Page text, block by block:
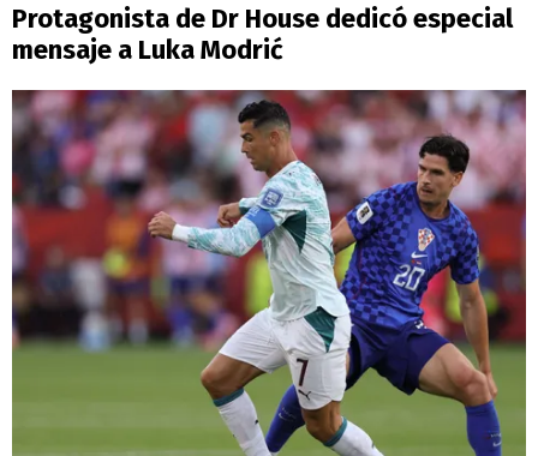
Protagonista de Dr House dedicó especial
mensaje a Luka Modrić